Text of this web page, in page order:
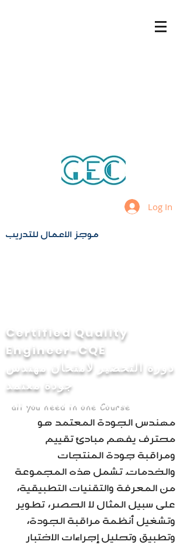
Log In
موجز الاعمال للتدريب
Certified Quality
Engineer-CQE
دورة التحضير لامتحان مهندس
جودة معتمد
all you need in one Course
مهندس الجودة المعتمد هو
محترف يفهم مبادئ تقييم
ومراقبة جودة المنتجات
والخدمات. تشمل هذه المجموعة
من المعرفة والتقنيات التطبيقية،
على سبيل المثال لا الحصر، تطوير
وتشغيل أنظمة مراقبة الجودة،
وتطبيق وتحليل إجراءات الاختبار